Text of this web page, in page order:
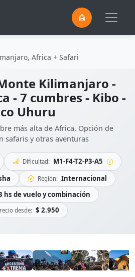
Africa + Safari
Kilimanjaro -
- 7 cumbres - Kibo -
Uhuru
más alta de Africa. Opción de
safaris y otras aventuras
Dificultad: M1-F4-T2-P3-A5
Región: Internacional
hs de vuelo y combinación
desde: $ 2.950